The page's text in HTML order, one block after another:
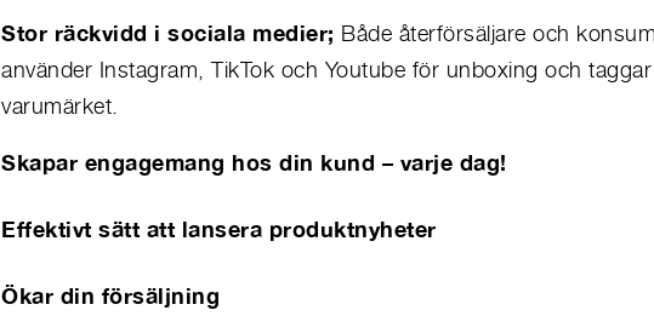
Stor räckvidd i sociala medier; Både återförsäljare och
använder Instagram, TikTok och Youtube för unboxing och
varumärket.
Skapar engagemang hos din kund – varje dag!
Effektivt sätt att lansera produktnyheter
Ökar din försäljning